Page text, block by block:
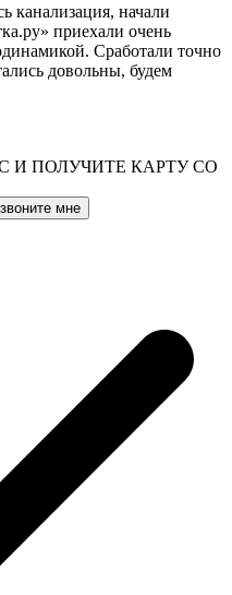
канализация, начали
приехали очень
Сработали точно
довольны, будем
И ПОЛУЧИТЕ КАРТУ СО
мне